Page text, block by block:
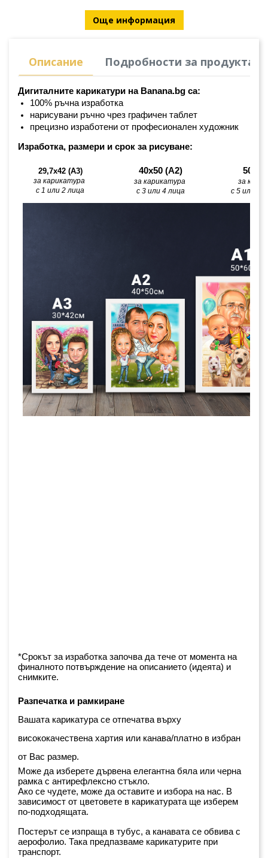
Още информация
Описание Подробности за продукта
Дигиталните карикатури на Banana.bg са:
100% ръчна изработка
нарисувани ръчно чрез графичен таблет
прецизно изработени от професионален художник
Изработка, размери и срок за рисуване:
29,7x42 (A3)
за карикатура
с 1 или 2 лица
40х50 (А2)
за карикатура
с 3 или 4 лица
за
с 5 или
*Срокът за изработка започва да тече от момента на
финалното потвърждение на описанието (идеята) и
снимките.
Разпечатка и рамкиране
Вашата карикатура се отпечатва върху
висококачествена хартия или канава/платно в избран
от Вас размер.
Може да изберете дървена елегантна бяла или черна
рамка с антирефлексно стъкло.
Ако се чудете, може да оставите и избора на нас. В
зависимост от цветовете в карикатурата ще изберем
по-подходящата.
Постерът се изпраща в тубус, а канавата се обвива с
аерофолио. Така предпазваме карикатурите при
транспорт.